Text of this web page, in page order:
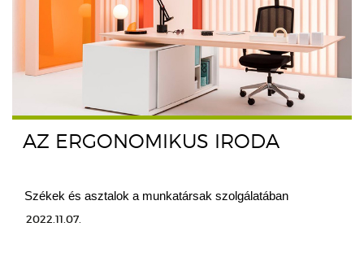
AZ ERGONOMIKUS IRODA
Székek és asztalok a munkatársak szolgálatában
2022.11.07.